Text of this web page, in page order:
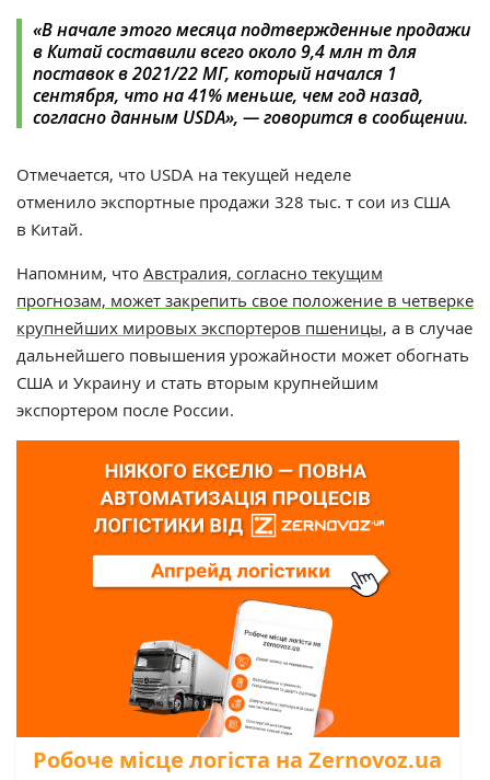
«В начале этого месяца подтвержденные продажи
в Китай составили всего около 9,4 млн т для
поставок в 2021/22 МГ, который начался 1
сентября, что на 41% меньше, чем год назад,
согласно данным USDA», — говорится в сообщении.
Отмечается, что USDA на текущей неделе
отменило экспортные продажи 328 тыс. т сои из США
в Китай.
Напомним, что Австралия, согласно текущим
прогнозам, может закрепить свое положение в четверке
крупнейших мировых экспортеров пшеницы, а в случае
дальнейшего повышения урожайности может обогнать
США и Украину и стать вторым крупнейшим
экспортером после России.
Робоче місце логіста на Zernovoz.ua